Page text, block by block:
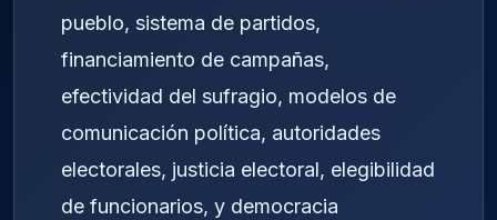
pueblo, sistema de partidos,
financiamiento de campañas,
efectividad del sufragio, modelos de
comunicación política, autoridades
electorales, justicia electoral, elegibilidad
de funcionarios, y democracia